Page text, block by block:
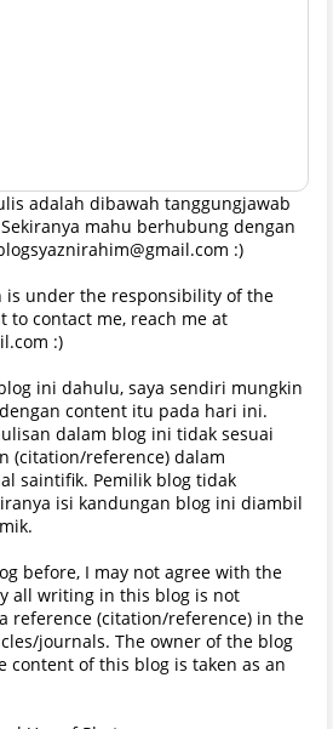
adalah dibawah tanggungjawab
mahu berhubung dengan
:)
is under the responsibility of the
to contact me, reach me at
:)
ini dahulu, saya sendiri mungkin
content itu pada hari ini.
dalam blog ini tidak sesuai
(citation/reference) dalam
saintifik. Pemilik blog tidak
isi kandungan blog ini diambil
before, I may not agree with the
all writing in this blog is not
reference (citation/reference) in the
journals. The owner of the blog
content of this blog is taken as an